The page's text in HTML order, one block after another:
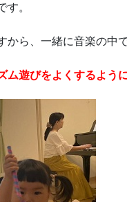
す。
から、一緒に音楽の中
遊びをよくするよう